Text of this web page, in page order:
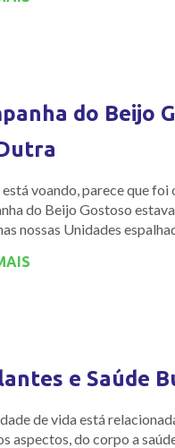
do Beijo
voando, parece que foi
do Beijo Gostoso
nossas Unidades
e Saúde
de vida está
aspectos, do corpo a